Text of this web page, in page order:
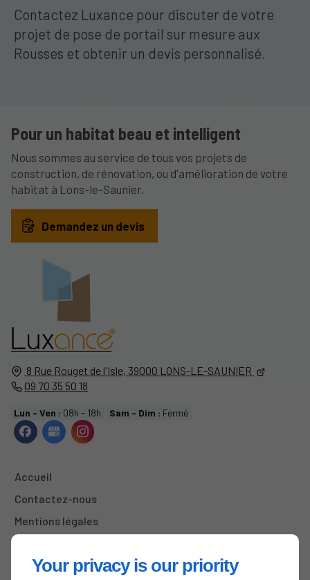
Your privacy is our priority
Contactez Luxance pour discuter de votre
projet de pose de portail sur mesure aux
Rousses et obtenir un devis personnalisé.
8 Rue Rouget de l'Isle, 39000 LONS-LE-SAUNIER
09 70 35 50 18
Lun - Ven : 08h - 18h Sam - Dim : Fermé
Accueil
Contactez-nous
Mentions légales
Pour un habitat beau et intelligent
Nous sommes au service de tous vos projets de
construction, de rénovation, ou d'amélioration de votre
habitat à Lons-le-Saunier.
Demandez un devis